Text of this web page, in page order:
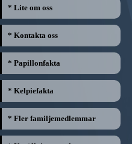
* Lite om oss
* Kontakta oss
* Papillonfakta
* Kelpiefakta
* Fler familjemedlemmar